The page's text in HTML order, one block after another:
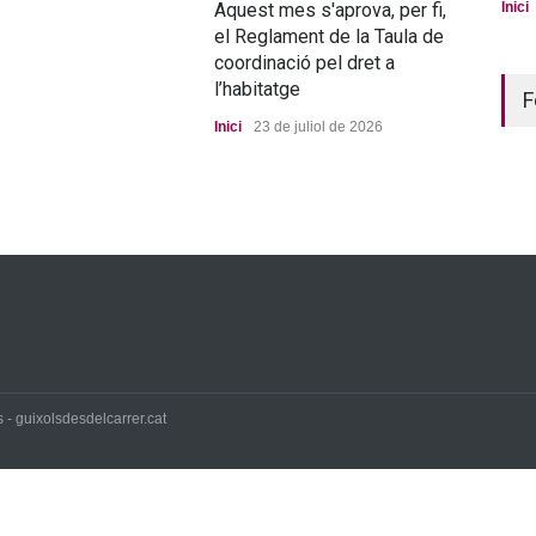
Aquest mes s'aprova, per fi,
el Reglament de la Taula de
coordinació pel dret a
l’habitatge
Inici 23 de juliol de 2026
La
Inici
- guixolsdesdelcarrer.cat